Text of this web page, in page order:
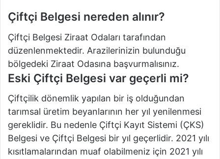
Çiftçi Belgesi nereden alınır?
Çiftçi Belgesi Ziraat Odaları tarafından
düzenlenmektedir. Arazilerinizin bulunduğu
bölgedeki Ziraat Odasına başvurmalısınız.
Eski Çiftçi Belgesi var geçerli mi?
Çiftçilik dönemlik yapılan bir iş olduğundan
tarımsal üretim beyanlarının her yıl yenilenmesi
gereklidir. Bu nedenle Çiftçi Kayıt Sistemi (ÇKS)
Belgesi ve Çiftçi Belgesi bir yıl geçerlidir. 2021 yılı
kısıtlamalarından muaf olabilmeniz için 2021 yılı